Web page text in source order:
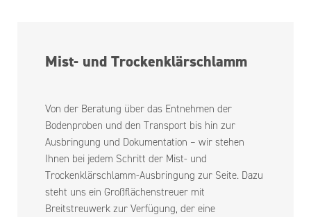
Mist- und Trockenklärschlamm
Von der Beratung über das Entnehmen der
Bodenproben und den Transport bis hin zur
Ausbringung und Dokumentation – wir stehen
Ihnen bei jedem Schritt der Mist- und
Trockenklärschlamm-Ausbringung zur Seite. Dazu
steht uns ein Großflächenstreuer mit
Breitstreuwerk zur Verfügung, der eine